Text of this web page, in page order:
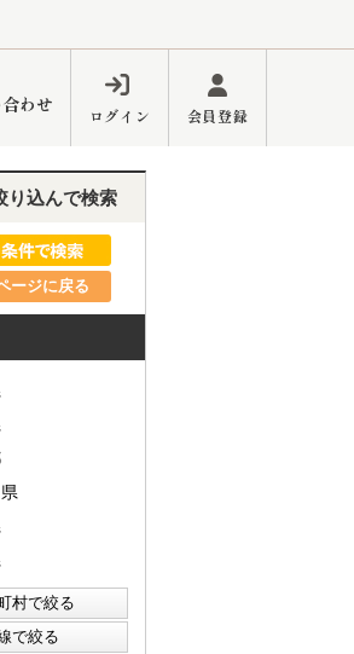
東大和市
ブログ
わせ ログイン 会員登録
り込んで検索
ージに戻る